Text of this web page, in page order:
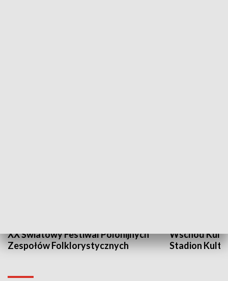
XX Światowy Festiwal Polonijnych
Zespołów Folklorystycznych
Wschód
Stadion